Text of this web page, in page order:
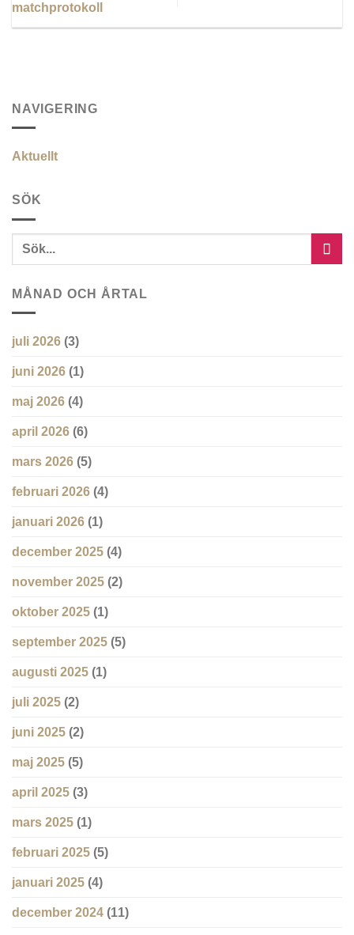
matchprotokoll
NAVIGERING
Aktuellt
SÖK
MÅNAD OCH ÅRTAL
juli 2026 (3)
juni 2026 (1)
maj 2026 (4)
april 2026 (6)
mars 2026 (5)
februari 2026 (4)
januari 2026 (1)
december 2025 (4)
november 2025 (2)
oktober 2025 (1)
september 2025 (5)
augusti 2025 (1)
juli 2025 (2)
juni 2025 (2)
maj 2025 (5)
april 2025 (3)
mars 2025 (1)
februari 2025 (5)
januari 2025 (4)
december 2024 (11)